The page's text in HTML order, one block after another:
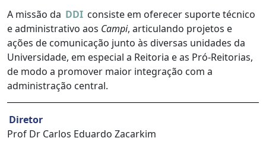
A missão da DDI consiste em oferecer suporte técnico
e administrativo aos Campi, articulando projetos e
ações de comunicação junto às diversas unidades da
Universidade, em especial a Reitoria e as Pró-Reitorias,
de modo a promover maior integração com a
administração central.
Diretor
Prof Dr Carlos Eduardo Zacarkim